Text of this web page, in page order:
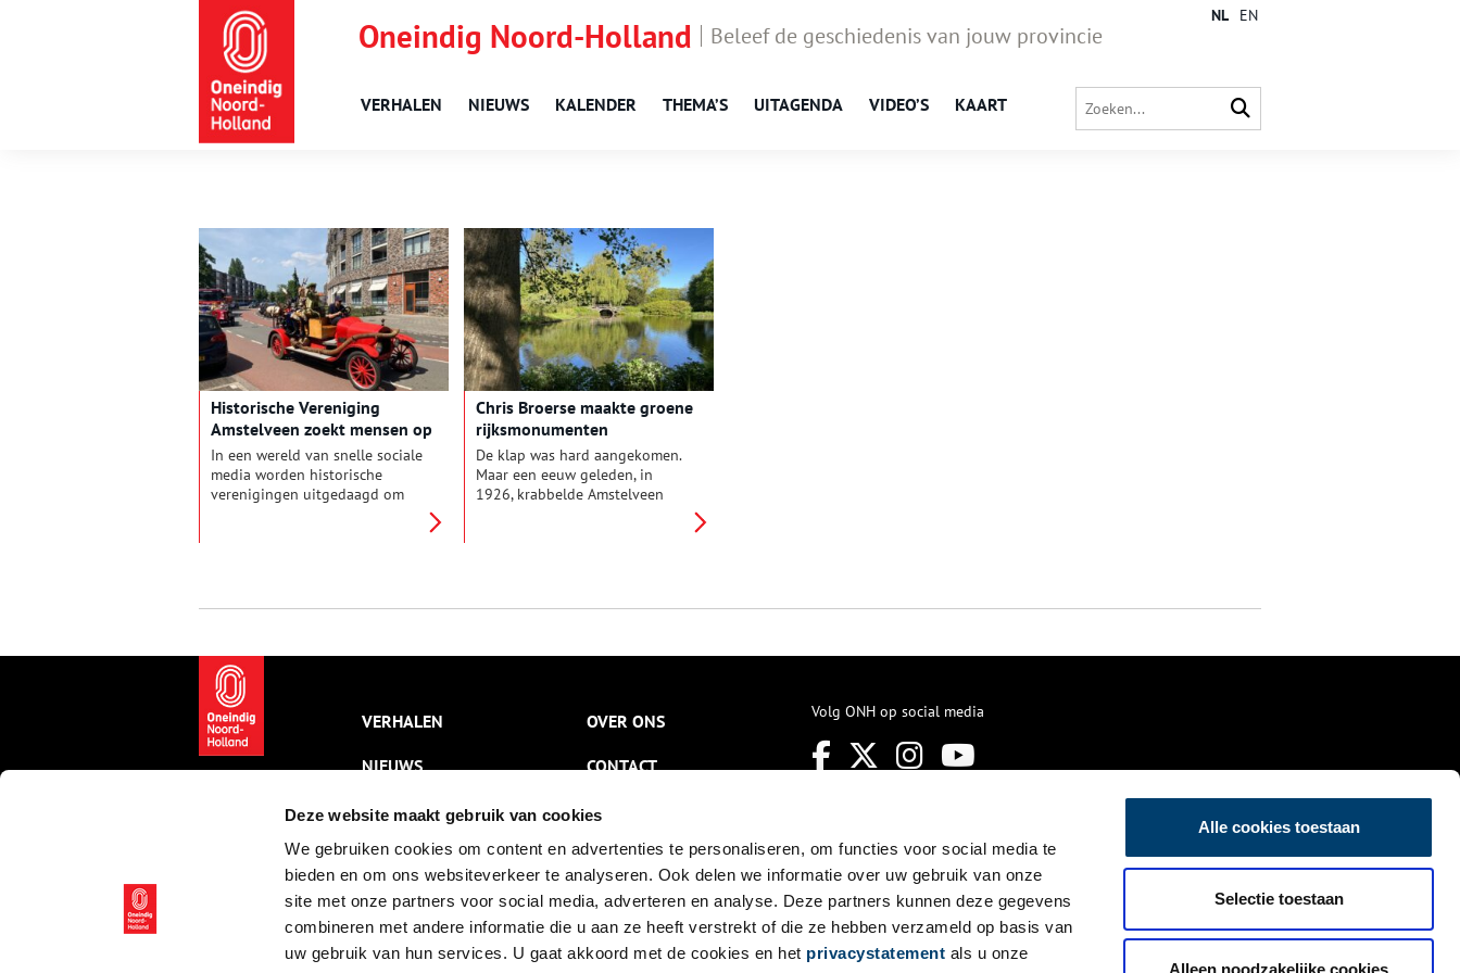
Deze website maakt gebruik van cookies
We gebruiken cookies om content en advertenties te personaliseren, om functies voor social media te
bieden en om ons websiteverkeer te analyseren. Ook delen we informatie over uw gebruik van onze
site met onze partners voor social media, adverteren en analyse. Deze partners kunnen deze gegevens
combineren met andere informatie die u aan ze heeft verstrekt of die ze hebben verzameld op basis van
uw gebruik van hun services. U gaat akkoord met de cookies en het privacystatement als u onze
Alle cookies toestaan
Selectie toestaan
Alleen noodzakelijke cookies
Oneindig Noord-Holland Beleef de geschiedenis van jouw provincie
VERHALEN NIEUWS KALENDER THEMA’S UITAGENDA VIDEO’S KAART
NL EN
Historische Vereniging
Amstelveen zoekt mensen op
In een wereld van snelle sociale
media worden historische
verenigingen uitgedaagd om
Chris Broerse maakte groene
rijksmonumenten
De klap was hard aangekomen.
Maar een eeuw geleden, in
1926, krabbelde Amstelveen
Burgemeester Arie Colijn kwam
VERHALEN
NIEUWS
KALENDER
THEMA’S
ACTIVITEITEN
VIDEO’S
OVER ONS
CONTACT
NIEUWSBRIEF
DISCLAIMER
PRIVACY
TOEGANKELIJKHEID
Volg ONH op social media